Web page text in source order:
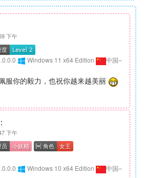
下午
Windows 11 x64 Edition
中国–
服你的毅力，也祝你越来越美丽
下午
Windows 10 x64 Edition
中国–